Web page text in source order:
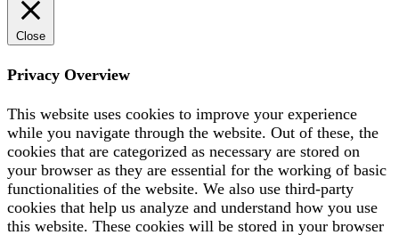
Close
Privacy Overview
This website uses cookies to improve your experience
while you navigate through the website. Out of these, the
cookies that are categorized as necessary are stored on
your browser as they are essential for the working of basic
functionalities of the website. We also use third-party
cookies that help us analyze and understand how you use
this website. These cookies will be stored in your browser